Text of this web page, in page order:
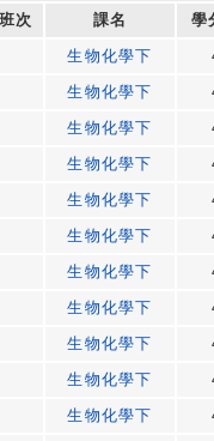
班次 課名
學
生物化學下
生物化學下
生物化學下
生物化學下
生物化學下
生物化學下
生物化學下
生物化學下
生物化學下
生物化學下
生物化學下